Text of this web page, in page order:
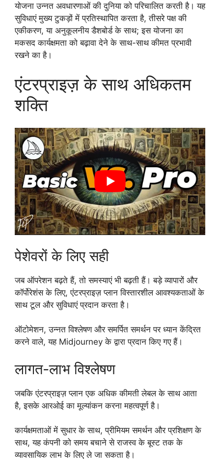
योजना उन्नत अवधारणाओं की दुनिया को परिचालित करती है। यह
सुविधाएं मुख्य टुकड़ों में प्रतिस्थापित करता है, तीसरे पक्ष की
एकीकरण, या अनुकूलनीय डैशबोर्ड के साथ; इस योजना का
मकसद कार्यक्षमता को बढ़ावा देने के साथ-साथ कीमत प्रभावी
रखने का है।
एंटरप्राइज़ के साथ अधिकतम
शक्ति
पेशेवरों के लिए सही
जब ऑपरेशन बढ़ते हैं, तो समस्याएं भी बढ़ती हैं। बड़े व्यापारों और
कॉर्पोरेशंस के लिए, एंटरप्राइज़ प्लान विस्तारशील आवश्यकताओं के
साथ टूल और सुविधाएं प्रदान करता है।
ऑटोमेशन, उन्नत विश्लेषण और समर्पित समर्थन पर ध्यान केंद्रित
करने वाले, यह Midjourney के द्वारा प्रदान किए गए हैं।
लागत-लाभ विश्लेषण
जबकि एंटरप्राइज़ प्लान एक अधिक कीमती लेबल के साथ आता
है, इसके आरओई का मूल्यांकन करना महत्वपूर्ण है।
कार्यक्षमताओं में सुधार के साथ, प्रीमियम समर्थन और प्रशिक्षण के
साथ, यह कंपनी को समय बचाने से राजस्व के बूस्ट तक के
व्यावसायिक लाभ के लिए ले जा सकता है।